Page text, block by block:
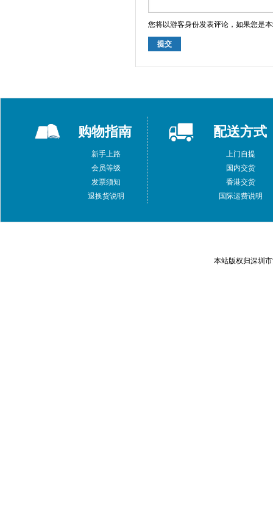
您将以游客身份发表评论，如果您是
提交
购物指南
新手上路
会员等级
发票须知
退换货说明
配送方式
上门自提
国内交货
香港交货
国际运费说明
本站版权归深圳